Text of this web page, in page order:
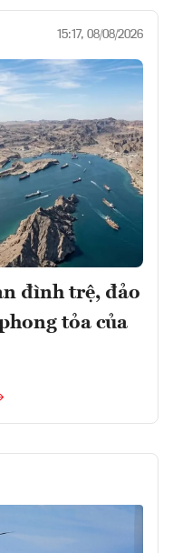
15:17, 08/08/2026
đình trệ, đảo
tỏa của